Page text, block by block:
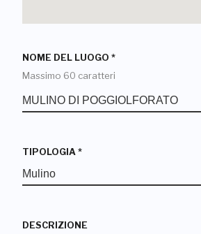
NOME DEL LUOGO *
Massimo 60 caratteri
TIPOLOGIA *
DESCRIZIONE